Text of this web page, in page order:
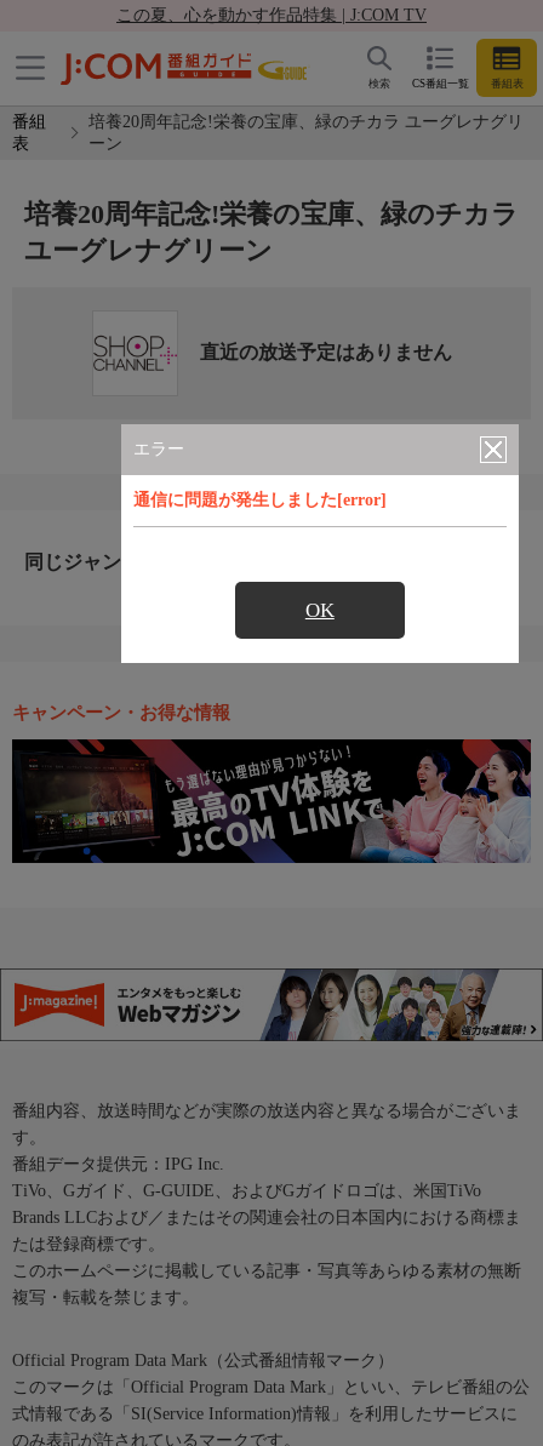
この夏、心を動かす作品特集 | J:COM TV
CS番組一覧 番組表
検索
番組
表
培養20周年記念!栄養の宝庫、緑のチカラ ユーグレナグリ
ーン
エラー
通信に問題が発生しました[error]
OK
培養20周年記念!栄養の宝庫、緑のチカラ
ユーグレナグリーン
直近の放送予定はありません
同じジャンルのおすすめ番組
キャンペーン・お得な情報
番組内容、放送時間などが実際の放送内容と異なる場合がございま
す。
番組データ提供元：IPG Inc.
TiVo、Gガイド、G-GUIDE、およびGガイドロゴは、米国TiVo
Brands LLCおよび／またはその関連会社の日本国内における商標ま
たは登録商標です。
このホームページに掲載している記事・写真等あらゆる素材の無断
複写・転載を禁じます。
Official Program Data Mark（公式番組情報マーク）
このマークは「Official Program Data Mark」といい、テレビ番組の公
式情報である「SI(Service Information)情報」を利用したサービスに
のみ表記が許されているマークです。